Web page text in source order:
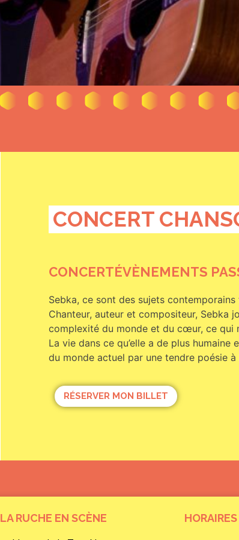
CONCERT
CONCERTÉVÈNEMENTS
Sebka, ce sont des sujets
Chanteur, auteur et compositeur, Sebka
complexité du monde et du cœur, ce qui
La vie dans ce qu’elle a de plus
du monde actuel par une tendre poésie
RÉSERVER MON BILLET
LA RUCHE EN SCÈNE HORAIRES